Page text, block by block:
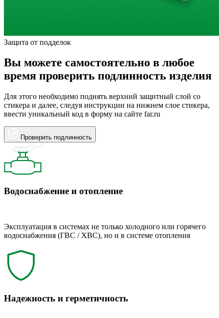
Защита от подделок
Вы можете самостоятельно в любое
время проверить подлинность изделия
Для этого необходимо поднять верхний защитный слой со
стикера и далее, следуя инструкции на нижнем слое стикера,
ввести уникальный код в форму на сайте far.ru
Проверить подлинность
Водоснабжение и отопление
Эксплуатация в системах не только холодного или горячего
водоснабжения (ГВС / ХВС), но и в системе отопления
Надежность и герметичность